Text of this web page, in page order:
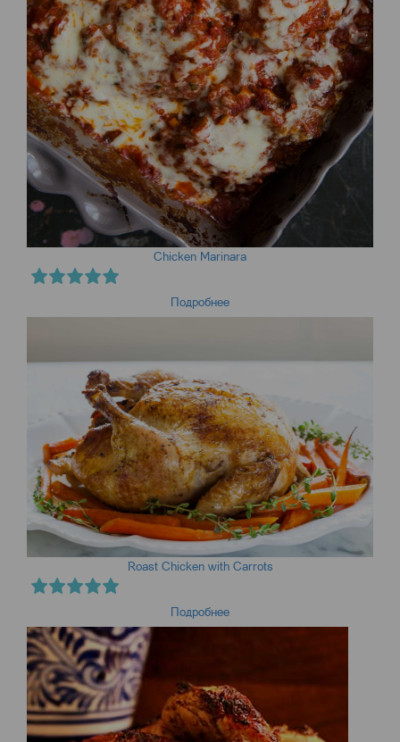
Chicken Marinara
Подробнее
Roast Chicken with Carrots
Подробнее